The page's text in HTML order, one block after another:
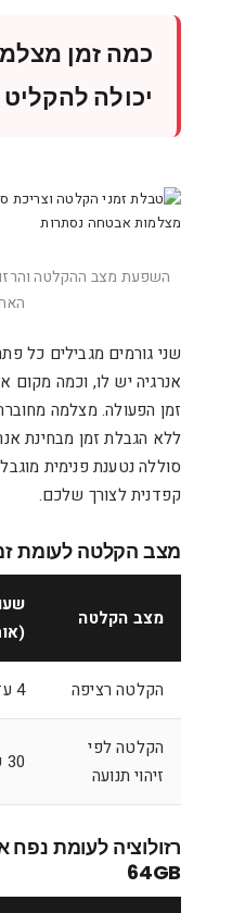
כמה זמן
יכולה
השפעת מצב ההקלטה
שני גורמים מגבילים כל
אנרגיה יש לו, וכמה מקום
זמן הפעולה. מצלמה
ללא הגבלת זמן מבחינת
סוללה נטענת פנימית
קפדנית לצורך שלכם.
מצב הקלטה לעומת
מצב הקלטה
הקלטה רציפה 4 עד 6 שעות
הקלטה לפי
זיהוי תנועה
30 עד 60 שעות
רזולוציה לעומת נפח
64GB